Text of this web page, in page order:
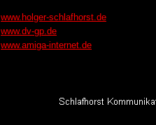
www.holger-schlafhorst.de
www.dv-gp.de
www.amiga-internet.de